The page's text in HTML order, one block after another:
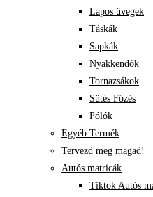
Lapos üvegek
Táskák
Sapkák
Nyakkendők
Tornazsákok
Sütés Főzés
Pólók
Egyéb Termék
Tervezd meg magad!
Autós matricák
Tiktok Autós